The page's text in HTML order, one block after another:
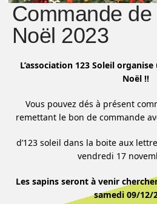
Commande
Noël 2023
L’association 123 Soleil
Noël !!
Vous pouvez dés à présent
remettant le bon de commande
d’123 soleil dans la boite aux
vendredi 17
Les sapins seront à venir
samedi 09/12/